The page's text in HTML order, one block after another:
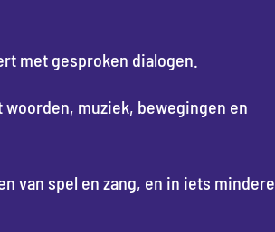
met gesproken dialogen.
muziek, bewegingen en
van spel en zang, en in iets mindere